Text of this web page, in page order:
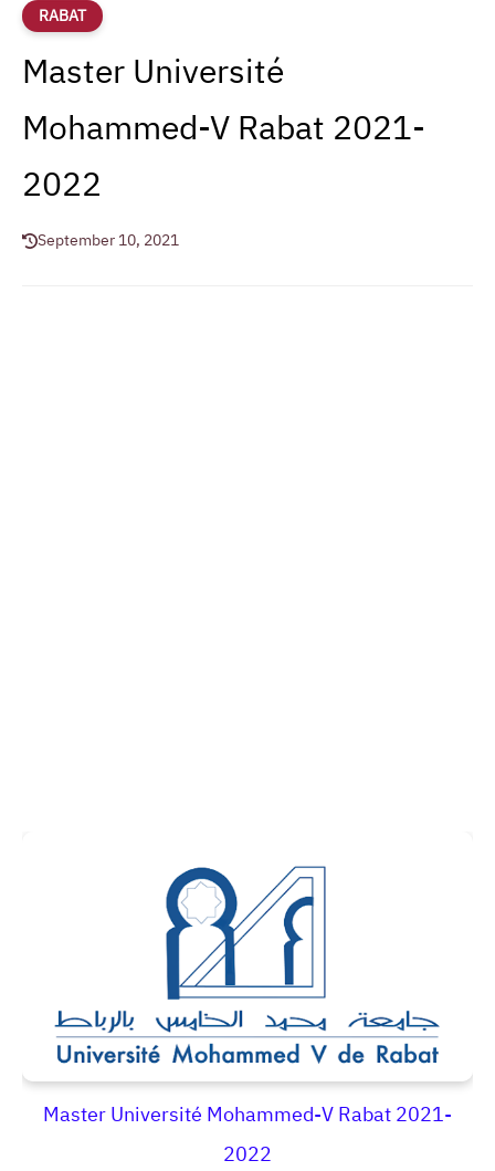
RABAT
Master Université
Mohammed-V Rabat 2021-
2022
September 10, 2021
Master Université Mohammed-V Rabat 2021-
2022